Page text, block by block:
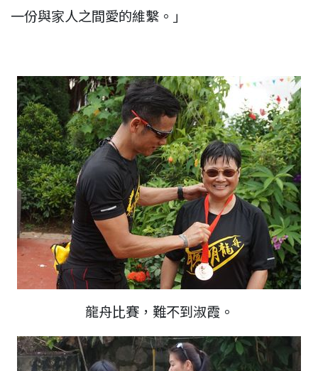
一份與家人之間愛的維繫。」
龍舟比賽，難不到淑霞。